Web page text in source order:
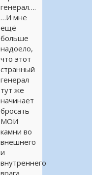
генерал….
…И мне
ещё
больше
надоело,
что этот
странный
генерал
тут же
начинает
бросать
МОИ
камни во
внешнего
и
внутреннего